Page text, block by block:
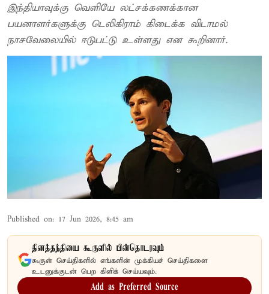
இந்தியாவுக்கு வெளியே லட்சக்கணக்கான
பயனாளர்களுக்கு டெலிகிராம் கிடைக்க விடாமல்
நாசவேலையில் ஈடுபட்டு உள்ளது என கூறினார்.
Published on: 17 Jun 2026, 8:45 am
தினத்தந்தியை கூகுளில் பின்தொடரவும்
கூகுள் செய்திகளில் எங்களின் முக்கியச் செய்திகளை
உடனுக்குடன் பெற கிளிக் செய்யவும்.
Add as Preferred Source